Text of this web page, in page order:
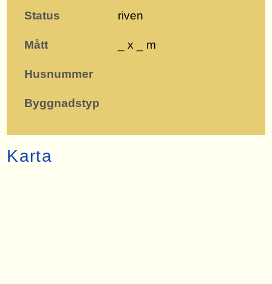
Status riven
Mått _ x _ m
Husnummer
Byggnadstyp
Karta